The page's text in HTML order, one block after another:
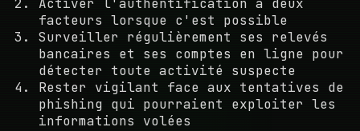
Activer l'authentification à deux
facteurs lorsque c'est possible
Surveiller régulièrement ses relevés
bancaires et ses comptes en ligne pour
détecter toute activité suspecte
Rester vigilant face aux tentatives de
phishing qui pourraient exploiter les
informations volées